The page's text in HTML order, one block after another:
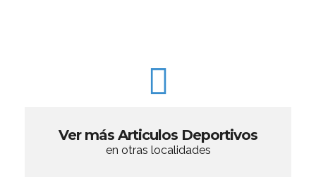
Ver más Articulos Deportivos
en otras localidades